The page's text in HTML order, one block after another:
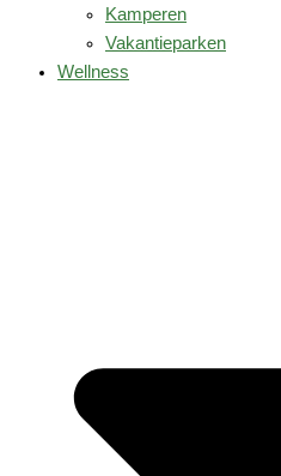
Kamperen
Vakantieparken
Wellness